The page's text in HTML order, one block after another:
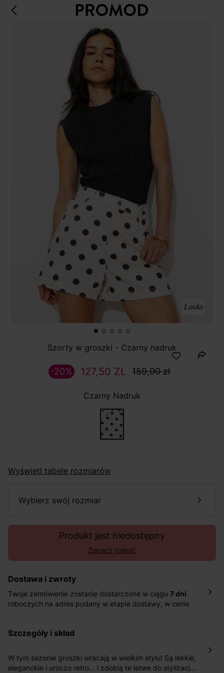
Looks
Szorty w groszki - Czarny nadruk
127,50 ZŁ 159,90 zł
-20%
Czarny Nadruk
Wyświetl tabelę rozmiarów
wybierz swój rozmiar
Produkt jest niedostępny
Zobacz całość
Dostawa i zwroty
Twoje zamówienie zostanie dostarczone w ciągu 7 dni
roboczych na adres podany w etapie dostawy, w cenie
pośrednictwem DHL Express.
roboczych do wybranego przez Ciebie paczkomatu , a
koszt przesyłki wynosi 9,40 zł.
szczegóły i skład
W tym sezonie groszki wracają w wielkim stylu! Są lekkie,
eleganckie i uroczo retro… i zdobią te łatwe do stylizacji